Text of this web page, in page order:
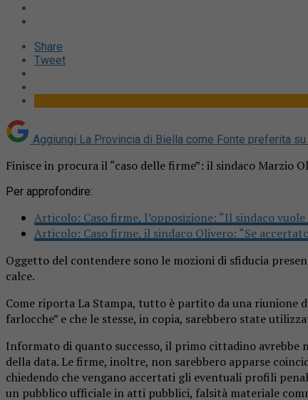
Share
Tweet
Aggiungi La Provincia di Biella come Fonte preferita su
Finisce in procura il “caso delle firme”: il sindaco Marzio
Per approfondire:
Articolo: Caso firme, l’opposizione: “Il sindaco
Articolo: Caso firme, il sindaco Olivero: “Se
Oggetto del contendere sono le mozioni di sfiducia
calce.
Come riporta La Stampa, tutto è partito da una riunione
farlocche” e che le stesse, in copia, sarebbero state
Informato di quanto successo, il primo cittadino avrebbe
della data. Le firme, inoltre, non sarebbero apparse
chiedendo che vengano accertati gli eventuali profili
un pubblico ufficiale in atti pubblici, falsità materiale